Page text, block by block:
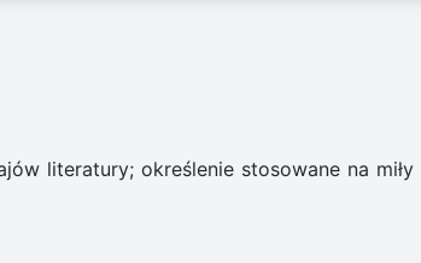
literatury; określenie stosowane na miły